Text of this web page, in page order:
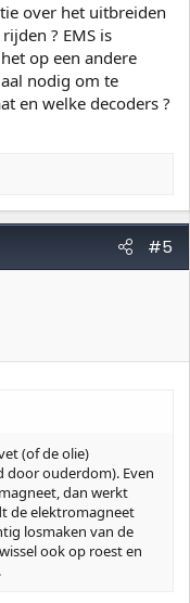
over het uitbreiden
? EMS is
op een andere
nodig om te
en welke decoders ?
#5
(of de olie)
door ouderdom). Even
dan werkt
de elektromagneet
losmaken van de
ook op roest en